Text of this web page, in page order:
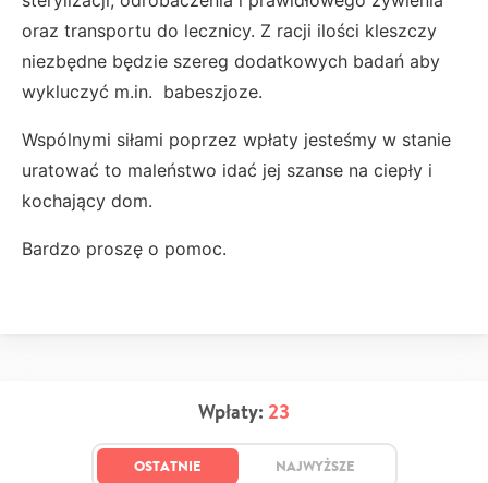
oraz transportu do lecznicy. Z racji ilości kleszczy
niezbędne będzie szereg dodatkowych badań aby
wykluczyć m.in. babeszjoze.
Wspólnymi siłami poprzez wpłaty jesteśmy w stanie
uratować to maleństwo idać jej szanse na ciepły i
kochający dom.
Bardzo proszę o pomoc.
Wpłaty: 23
OSTATNIE NAJWYŻSZE